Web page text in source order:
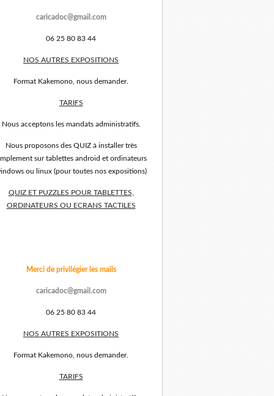
caricadoc@gmail.com
06 25 80 83 44
NOS AUTRES EXPOSITIONS
Format Kakemono, nous demander.
TARIFS
Nous acceptons les mandats administratifs.
Nous proposons des QUIZ à installer très
sur tablettes android et ordinateurs
ou linux (pour toutes nos expositions)
QUIZ ET PUZZLES POUR TABLETTES,
ORDINATEURS OU ECRANS TACTILES
Merci de privilégier les mails
caricadoc@gmail.com
06 25 80 83 44
NOS AUTRES EXPOSITIONS
Format Kakemono, nous demander.
TARIFS